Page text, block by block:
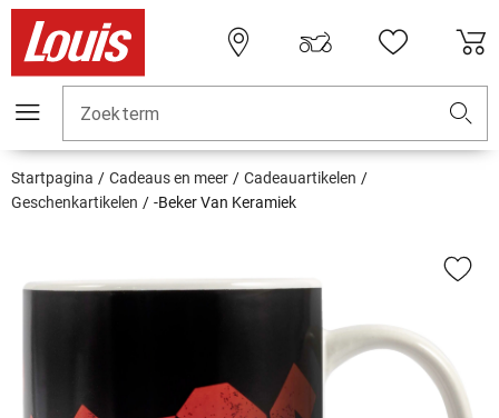
Zoekterm
Startpagina Cadeaus en meer
Cadeauartikelen
Geschenkartikelen
-Beker Van Keramiek